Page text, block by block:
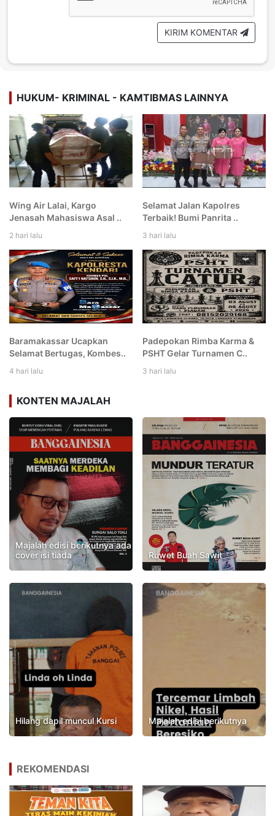
KIRIM KOMENTAR
HUKUM- KRIMINAL - KAMTIBMAS LAINNYA
Wing Air Lalai, Kargo
Jenasah Mahasiswa Asal ..
2 hari lalu
Selamat Jalan Kapolres
Terbaik! Bumi Panrita ..
3 hari lalu
Baramakassar Ucapkan
Selamat Bertugas, Kombes..
4 hari lalu
Padepokan Rimba Karma &
PSHT Gelar Turnamen C..
3 hari lalu
KONTEN MAJALAH
Majalah edisi berikutnya ada
cover isi tiada
Ruwet Buah Sawit
Hilang dapil muncul Kursi Majalah edisi berikutnya
REKOMENDASI